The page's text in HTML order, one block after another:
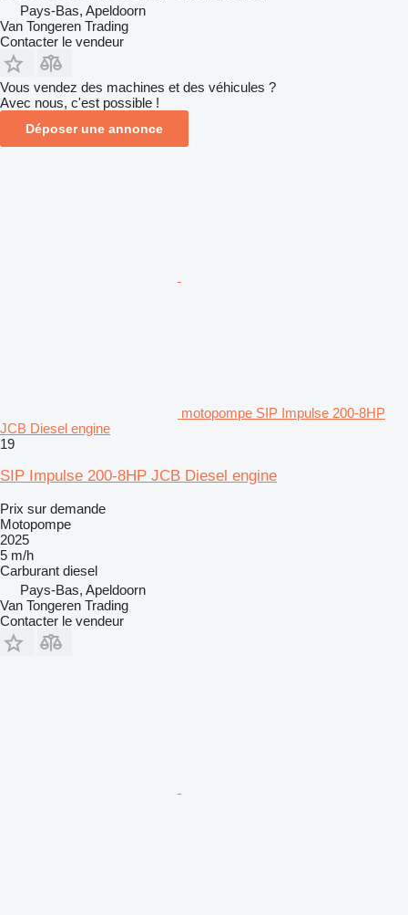
Pays-Bas, Apeldoorn
Van Tongeren Trading
Contacter le vendeur
Vous vendez des machines et des véhicules ?
Avec nous, c'est possible !
Déposer une annonce
motopompe SIP Impulse 200-8HP
JCB Diesel engine
19
SIP Impulse 200-8HP JCB Diesel engine
Prix sur demande
Motopompe
2025
5 m/h
Carburant diesel
Pays-Bas, Apeldoorn
Van Tongeren Trading
Contacter le vendeur